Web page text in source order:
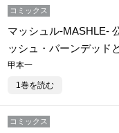
コミックス
マッシュル-MASHLE-
ッシュ・バーンデッド
甲本一
1巻を読む
コミックス